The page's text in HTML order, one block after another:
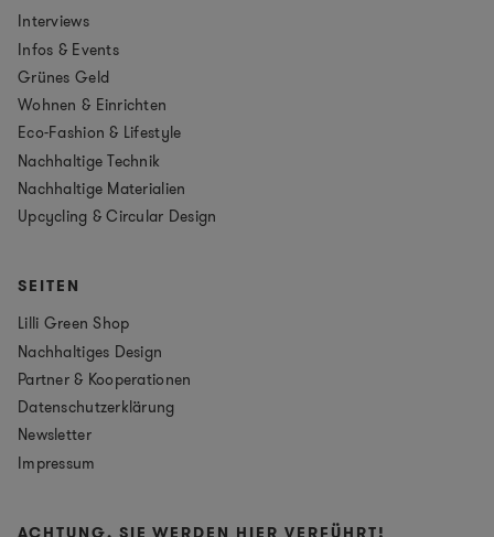
Interviews
Infos & Events
Grünes Geld
Wohnen & Einrichten
Eco-Fashion & Lifestyle
Nachhaltige Technik
Nachhaltige Materialien
Upcycling & Circular Design
SEITEN
Lilli Green Shop
Nachhaltiges Design
Partner & Kooperationen
Datenschutzerklärung
Newsletter
Impressum
ACHTUNG, SIE WERDEN HIER VERFÜHRT!